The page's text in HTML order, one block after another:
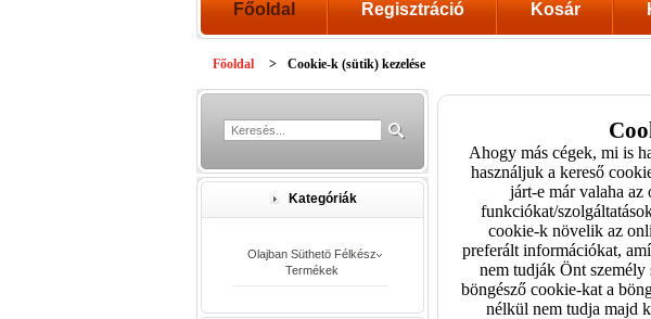
Főoldal Regisztráció Kosár
Főoldal > Cookie-k (sütik) kezelése
Kategóriák
Olajban Süthetö Félkész
Termékek
Ahogy más cégek, mi is
használjuk a kereső
járt-e már valaha
funkciókat/
cookie-k növelik az
preferált információkat,
nem tudják Önt személy
böngésző cookie-kat a
nélkül nem tudja majd